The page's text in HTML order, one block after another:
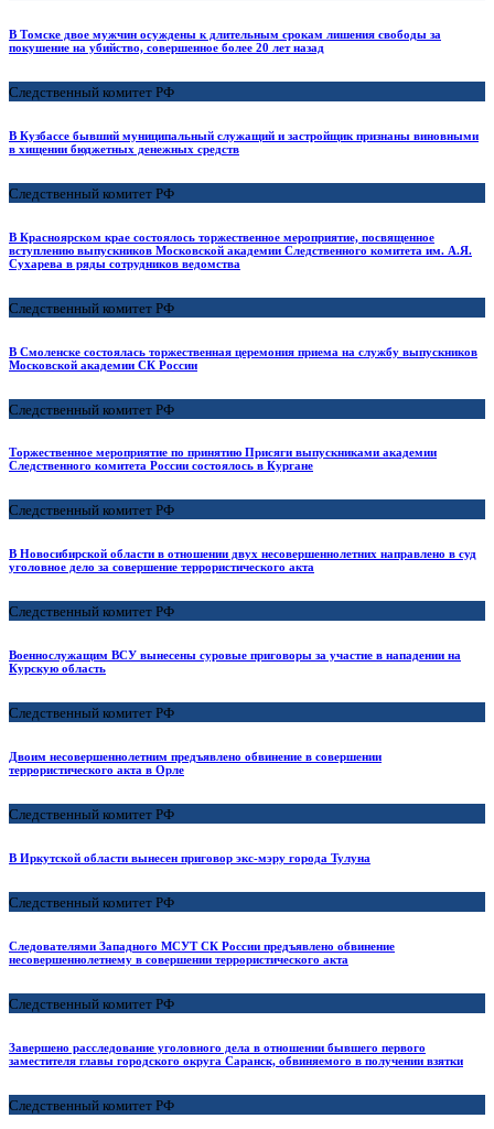
В Томске двое мужчин осуждены к длительным срокам лишения свободы за
покушение на убийство, совершенное более 20 лет назад
Следственный комитет РФ
В Кузбассе бывший муниципальный служащий и застройщик признаны виновными
в хищении бюджетных денежных средств
Следственный комитет РФ
В Красноярском крае состоялось торжественное мероприятие, посвященное
вступлению выпускников Московской академии Следственного комитета им. А.Я.
Сухарева в ряды сотрудников ведомства
Следственный комитет РФ
В Смоленске состоялась торжественная церемония приема на службу выпускников
Московской академии СК России
Следственный комитет РФ
Торжественное мероприятие по принятию Присяги выпускниками академии
Следственного комитета России состоялось в Кургане
Следственный комитет РФ
В Новосибирской области в отношении двух несовершеннолетних направлено в суд
уголовное дело за совершение террористического акта
Следственный комитет РФ
Военнослужащим ВСУ вынесены суровые приговоры за участие в нападении на
Курскую область
Следственный комитет РФ
Двоим несовершеннолетним предъявлено обвинение в совершении
террористического акта в Орле
Следственный комитет РФ
В Иркутской области вынесен приговор экс-мэру города Тулуна
Следственный комитет РФ
Следователями Западного МСУТ СК России предъявлено обвинение
несовершеннолетнему в совершении террористического акта
Следственный комитет РФ
Завершено расследование уголовного дела в отношении бывшего первого
заместителя главы городского округа Саранск, обвиняемого в получении взятки
Следственный комитет РФ